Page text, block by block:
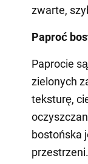
zwarte,
Paproć
Paprocie
zielonych
teksturę,
bostońska
przestrzeni.